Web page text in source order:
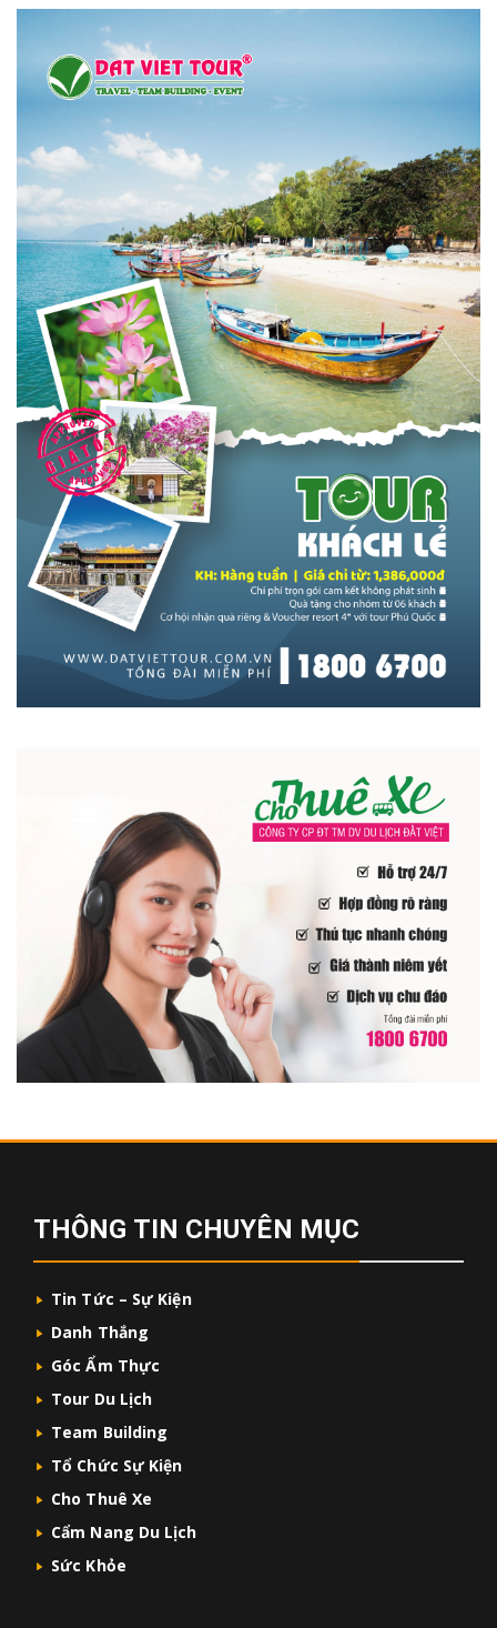
THÔNG TIN CHUYÊN MỤC
Tin Tức – Sự Kiện
Danh Thắng
Góc Ẩm Thực
Tour Du Lịch
Team Building
Tổ Chức Sự Kiện
Cho Thuê Xe
Cẩm Nang Du Lịch
Sức Khỏe